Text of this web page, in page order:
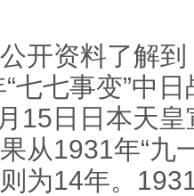
开资料了解到
七七事变”中
15日日本天
从1931年“九
为14年。